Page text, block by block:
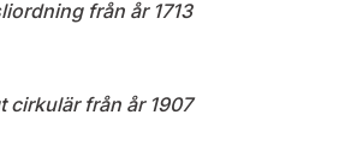
från år 1713
cirkulär från år 1907